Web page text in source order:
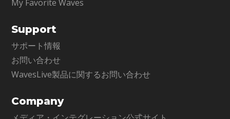
My Favorite Waves
Support
サポート情報
お問い合わせ
WavesLive製品に関するお問い合わせ
Company